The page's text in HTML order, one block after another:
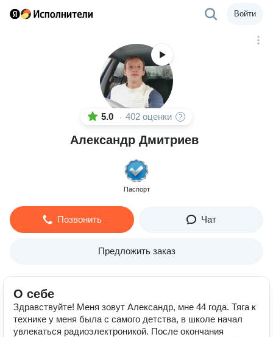
Войти
5.0 · 402 оценки
Александр Дмитриев
Паспорт
Позвонить Чат
Предложить заказ
О себе
Здравствуйте! Меня зовут Александр, мне 44 года. Тяга к
технике у меня была с самого детства, в школе начал
увлекаться радиоэлектроникой. После окончания